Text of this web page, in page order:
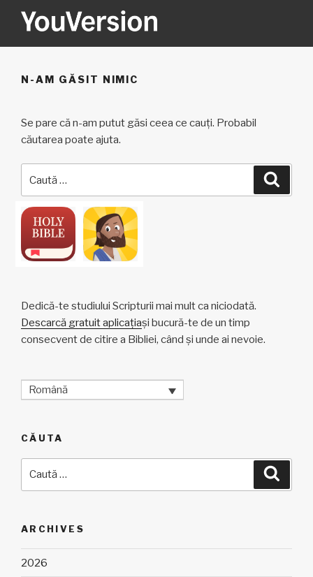
YOUVERSION
N-AM GĂSIT NIMIC
Se pare că n-am putut găsi ceea ce cauți. Probabil
căutarea poate ajuta.
Dedică-te studiului Scripturii mai mult ca niciodată.
Descarcă gratuit aplicațiași bucură-te de un timp
consecvent de citire a Bibliei, când și unde ai nevoie.
Română
CĂUTA
ARCHIVES
2026